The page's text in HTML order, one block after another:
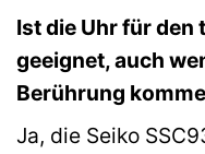
Ist die Uhr für den
geeignet, auch
Berührung
Ja, die Seiko